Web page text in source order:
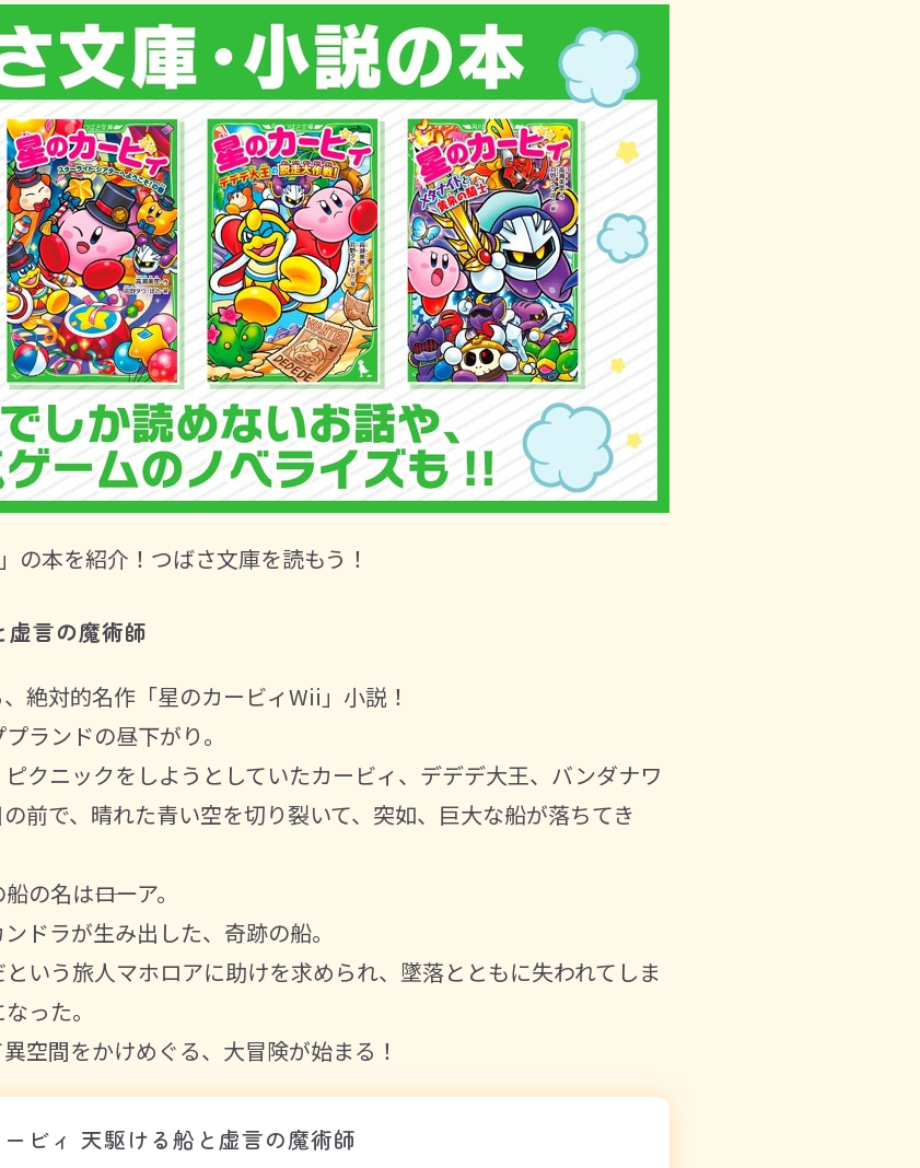
の本を紹介！つばさ文庫を読もう！
言の魔術師
絶対的名作「星のカービィWii」小説！
ランドの昼下がり。
クニックをしようとしていたカービィ、デデデ大王、バンダナワ
前で、晴れた青い空を切り裂いて、突如、巨大な船が落ちてき
名は――ローア。
ドラが生み出した、奇跡の船。
いう旅人マホロアに助けを求められ、墜落とともに失われてしま
った。
空間をかけめぐる、大冒険が始まる！
ビィ 天駆ける船と虚言の魔術師